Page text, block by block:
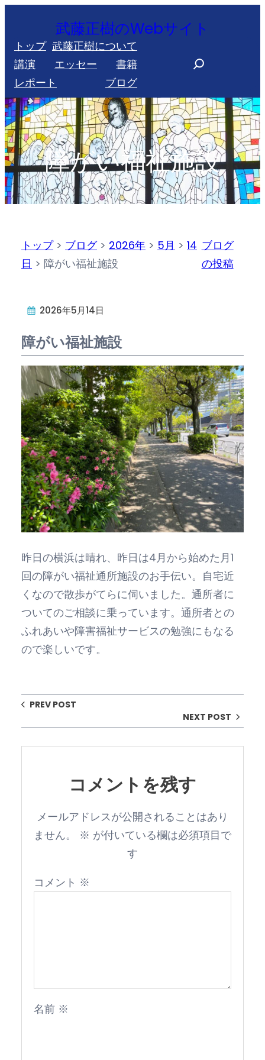
を
ス
キ
ッ
プ
武藤正樹のWebサイト
トップ 武藤正樹について
講演
エッセー
書籍
レポート
ブログ
r
c
h
障がい福祉施設
トップ> ブログ> 2026年 > 5月 > 14
日 > 障がい福祉施設
ブログ
の投稿
2026年5月14日
障がい福祉施設
昨日の横浜は晴れ、昨日は4月から始めた月1
回の障がい福祉通所施設のお手伝い。自宅近
くなので散歩がてらに伺いました。通所者に
ついてのご相談に乗っています。通所者との
ふれあいや障害福祉サービスの勉強にもなる
ので楽しいです。
PREV POST
NEXT POST
コメントを残す
メールアドレスが公開されることはあり
ません。
※ が付いている欄は必須項目で
す
コメント ※
名前 ※